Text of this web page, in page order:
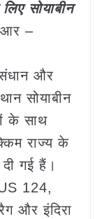
सोयाबीन
–
और
सोयाबीन
के साथ
राज्य के
गई हैं।
124,
और इंदिरा